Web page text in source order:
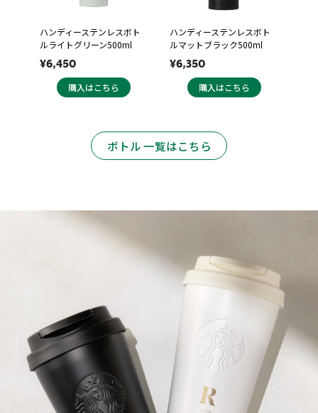
ハンディーステンレスボト
ルライトグリーン500ml
¥6,450
購入はこちら
ハンディーステンレスボト
ルマットブラック500ml
¥6,350
購入はこちら
ボトル 一覧はこちら